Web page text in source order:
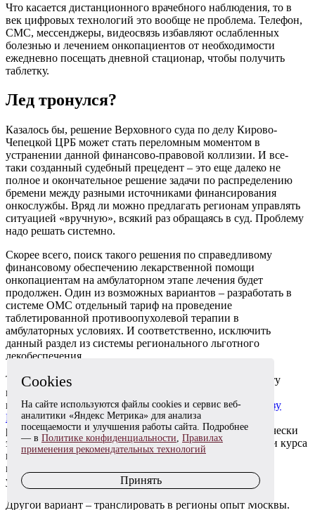
Что касается дистанционного врачебного наблюдения, то в
век цифровых технологий это вообще не проблема. Телефон,
СМС, мессенджеры, видеосвязь избавляют ослабленных
болезнью и лечением онкопациентов от необходимости
ежедневно посещать дневной стационар, чтобы получить
таблетку.
Лед тронулся?
Казалось бы, решение Верховного суда по делу Кирово-
Чепецкой ЦРБ может стать переломным моментом в
устранении данной финансово-правовой коллизии. И все-
таки созданный судебный прецедент – это еще далеко не
полное и окончательное решение задачи по распределению
бремени между разными источниками финансирования
онкослужбы. Вряд ли можно предлагать регионам управлять
ситуацией «вручную», всякий раз обращаясь в суд. Проблему
надо решать системно.
Скорее всего, поиск такого решения по справедливому
финансовому обеспечению лекарственной помощи
онкопациентам на амбулаторном этапе лечения будет
продолжен. Один из возможных вариантов – разработать в
системе ОМС отдельный тариф на проведение
таблетированной противоопухолевой терапии в
амбулаторных условиях. И соответственно, исключить
данный раздел из системы регионального льготного
лекобеспечения.
Также неплохо бы увеличить срок, на который пациенту
выдают лекарства после выписки из стационара для
продолжения терапии на дому. Сейчас, согласно
приказу
МинздраваРФ № 1094н, таблетированные препараты
разрешено выдавать на руки только на 5 дней. Теоретически
этот срок можно продлить с учетом продолжительности курса
противоопухолевой терапии. Нужно лишь продумать
механизм компенсации этих расходов лечебным
учреждениям.
Другой вариант – транслировать в регионы опыт Москвы.
Cookies
На сайте используются файлы cookies и сервис веб-
аналитики «Яндекс Метрика» для анализа
посещаемости и улучшения работы сайта. Подробнее
— в Политике конфиденциальности, Правилах
применения рекомендательных технологий
Принять